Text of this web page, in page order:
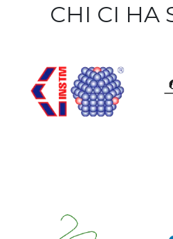
CHI CI HA